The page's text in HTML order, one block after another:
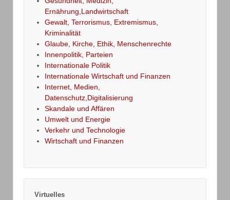
Ernährung,Landwirtschaft
Gewalt, Terrorismus, Extremismus,
Kriminalität
Glaube, Kirche, Ethik, Menschenrechte
Innenpolitik, Parteien
Internationale Politik
Internationale Wirtschaft und Finanzen
Internet, Medien,
Datenschutz,Digitalisierung
Skandale und Affären
Umwelt und Energie
Verkehr und Technologie
Wirtschaft und Finanzen
Virtuelles